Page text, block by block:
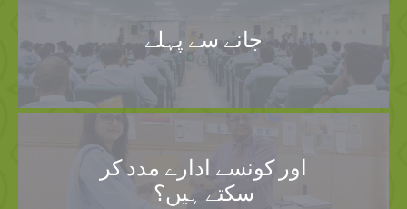
جانے سے پہلے
اور کونسے ادارے مدد کر
سکتے ہیں؟